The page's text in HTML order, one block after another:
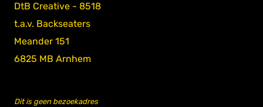
DtB Creative - 8518
t.a.v. Backseaters
Meander 151
6825 MB Arnhem
Dit is geen bezoekadres